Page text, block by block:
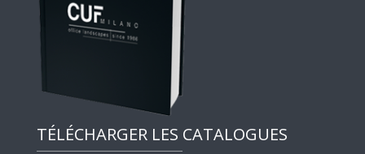
TÉLÉCHARGER LES CATALOGUES